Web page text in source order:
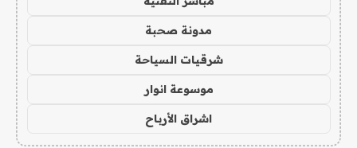
مدونة صحبة
شرقيات السياحة
موسوعة انوار
اشراق الأرباح